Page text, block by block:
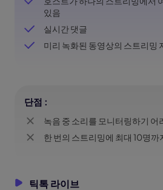
있음
실시간 댓글
미리 녹화된 동영상의 스트리밍
단점 :
녹음 중 소리를 모니터링하기 어
한 번의 스트리밍에 최대 10명까
틱톡 라이브